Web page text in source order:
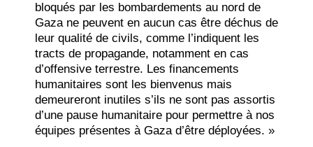
bloqués par les bombardements au nord de
Gaza ne peuvent en aucun cas être déchus de
leur qualité de civils, comme l’indiquent les
tracts de propagande, notamment en cas
d’offensive terrestre. Les financements
humanitaires sont les bienvenus mais
demeureront inutiles s’ils ne sont pas assortis
d’une pause humanitaire pour permettre à nos
équipes présentes à Gaza d’être déployées. »